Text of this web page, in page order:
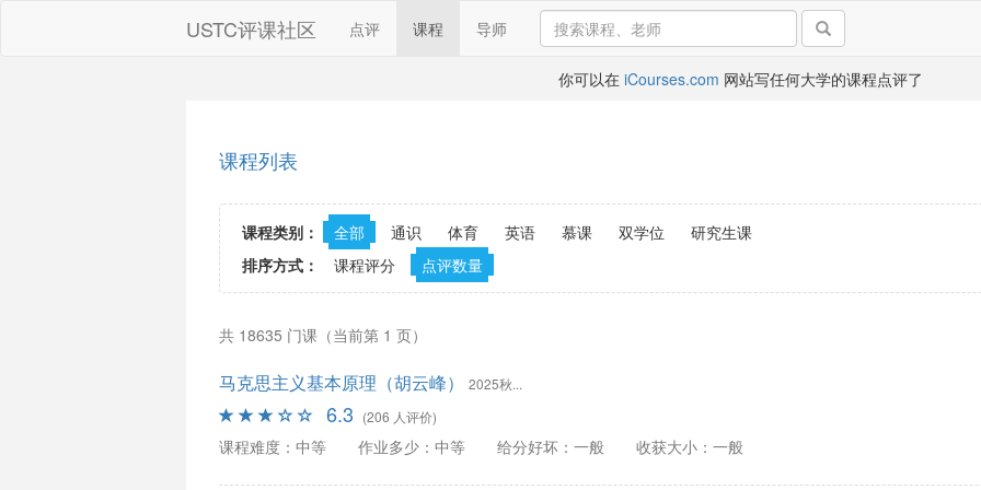
USTC评课社区 点评 课程 导师
你可以在 iCourses.com 网站写任何大学的课程点评了
课程列表
课程类别： 全部 通识 体育 英语 慕课 双学位
研究生课
排序方式：
课程评分 点评数量
共 18635 门课（当前第 1 页）
马克思主义基本原理（胡云峰） 2025秋...
6.3 (206 人评价)
课程难度：中等 作业多少：中等 给分好坏：一般 收获大小：一般